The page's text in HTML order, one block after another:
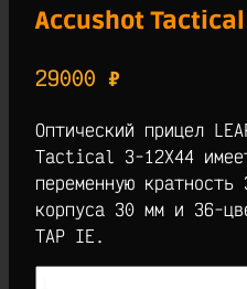
Accushot
29000 ₽
Оптический прицел
Tactical 3-12X44
переменную
корпуса 30 мм и 36-
TAP IE.